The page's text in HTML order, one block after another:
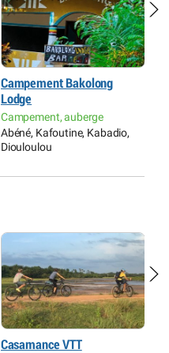
Campement Bakolong
Lodge
Campement, auberge
Abéné, Kafoutine, Kabadio,
Diouloulou
Casamance VTT